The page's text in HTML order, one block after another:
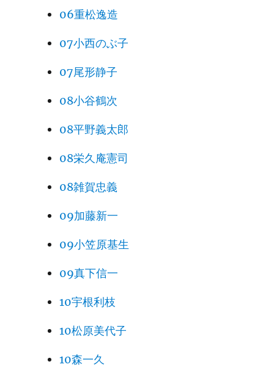
06重松逸造
07小西のぶ子
07尾形静子
08小谷鶴次
08平野義太郎
08栄久庵憲司
08雑賀忠義
09加藤新一
09小笠原基生
09真下信一
10宇根利枝
10松原美代子
10森一久